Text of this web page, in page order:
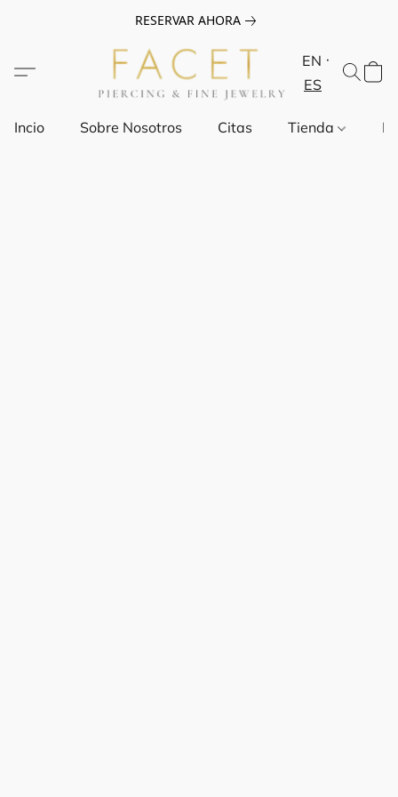
RESERVAR AHORA
EN
ES
Incio Sobre Nosotros Citas Tienda